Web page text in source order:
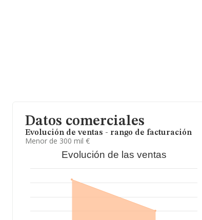
Datos comerciales
Evolución de ventas - rango de facturación
Menor de 300 mil €
Evolución de las ventas